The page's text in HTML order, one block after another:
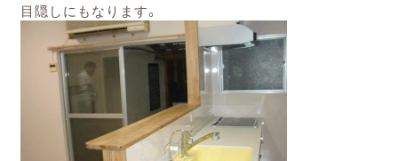
目隠しにもなります。